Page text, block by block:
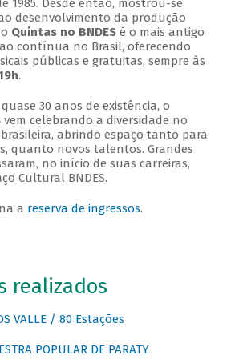
1985. Desde então, mostrou-se
desenvolvimento da produção
Quintas no BNDESé o mais antigo
contínua no Brasil, oferecendo
públicas e gratuitas, sempre às
.
30 anos de existência, o
vem celebrando a diversidade no
abrindo espaço tanto para
quanto novos talentos. Grandes
no início de suas carreiras,
Cultural BNDES.
a reserva de ingressos.
realizados
VALLE / 80 Estações
POPULAR DE PARATY